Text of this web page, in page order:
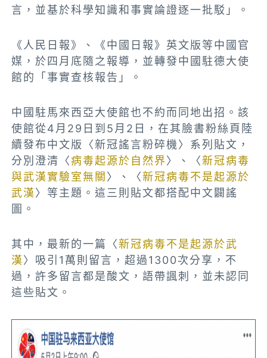
言，並基於科學知識和事實論證逐一批駁」。
《人民日報》、《中國日報》英文版等中國官
媒，於四月底隨之報導，並轉發中國駐德大使
館的「事實查核報告」。
中國駐馬來西亞大使館也不約而同地出招。該
使館從4月29日到5月2日，在其臉書粉絲頁陸
續發布中文版〈新冠謠言粉碎機〉系列貼文，
分別澄清〈病毒起源於自然界〉、〈新冠病毒
與武漢實驗室無關 〉、〈新冠病毒不是起源於
武漢〉等主題。這三則貼文都搭配中文闢謠
圖。
其中，最新的一篇〈新冠病毒不是起源於武
漢〉吸引1萬則留言，超過1300次分享，不
過，許多留言都是酸文，語帶諷刺，並未認同
這些貼文。